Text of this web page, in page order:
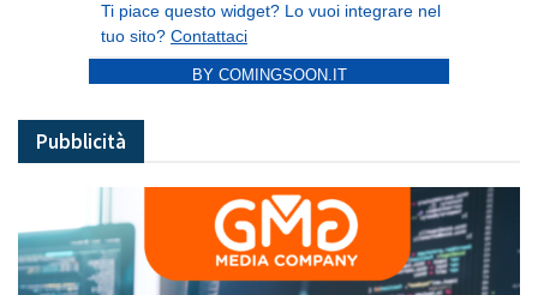
BY COMINGSOON.IT
Pubblicità